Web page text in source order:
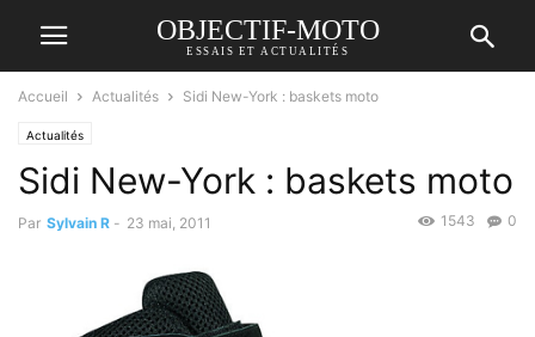
OBJECTIF-MOTO
ESSAIS ET ACTUALITÉS
Accueil Actualités Sidi New-York : baskets moto
Actualités
Sidi New-York : baskets moto
Par Sylvain R - 23 mai, 2011 0
1543